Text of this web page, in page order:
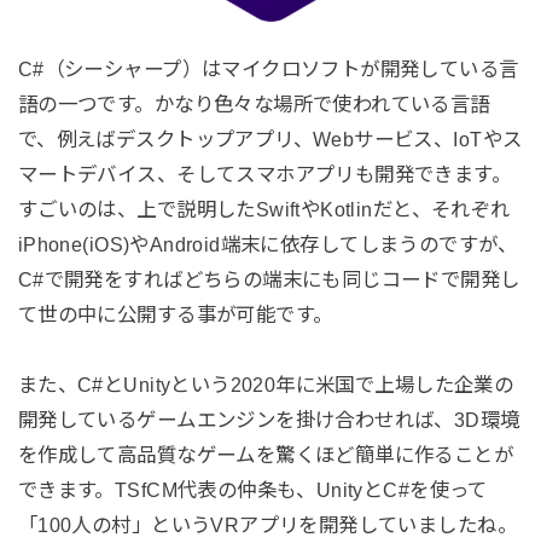
C#（シーシャープ）はマイクロソフトが開発している言
語の一つです。かなり色々な場所で使われている言語
で、例えばデスクトップアプリ、Webサービス、IoTやス
マートデバイス、そしてスマホアプリも開発できます。
すごいのは、上で説明したSwiftやKotlinだと、それぞれ
iPhone(iOS)やAndroid端末に依存してしまうのですが、
C#で開発をすればどちらの端末にも同じコードで開発し
て世の中に公開する事が可能です。
また、C#とUnityという2020年に米国で上場した企業の
開発しているゲームエンジンを掛け合わせれば、3D環境
を作成して高品質なゲームを驚くほど簡単に作ることが
できます。TSfCM代表の仲条も、UnityとC#を使って
「100人の村」というVRアプリを開発していましたね。